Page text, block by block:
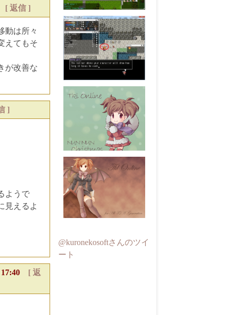
[ 返信 ]
動は所々
えてもそ
が改善な
]
ようで
見えるよ
17:40 [ 返
@kuronekosoftさんのツイ
ート